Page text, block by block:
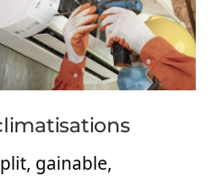
gainable,